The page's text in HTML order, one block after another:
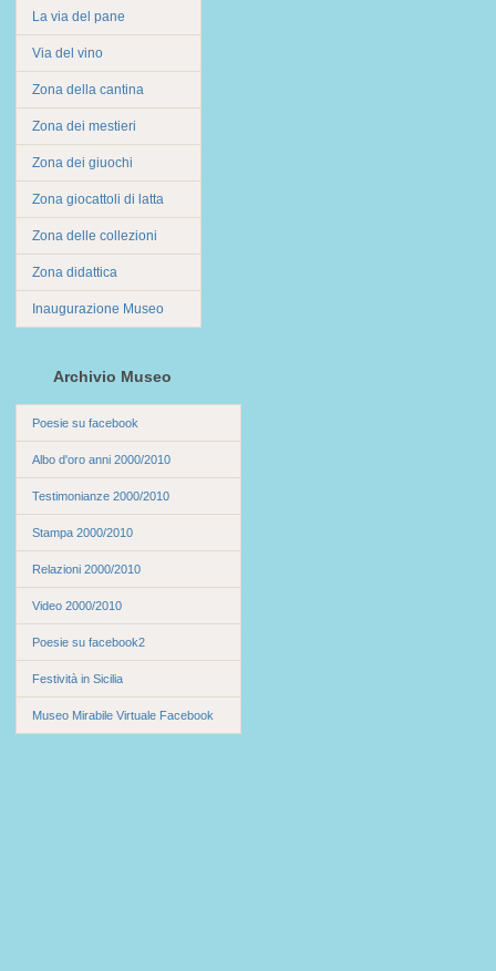
La via del pane
Via del vino
Zona della cantina
Zona dei mestieri
Zona dei giuochi
Zona giocattoli di latta
Zona delle collezioni
Zona didattica
Inaugurazione Museo
Archivio Museo
Poesie su facebook
Albo d'oro anni 2000/2010
Testimonianze 2000/2010
Stampa 2000/2010
Relazioni 2000/2010
Video 2000/2010
Poesie su facebook2
Festività in Sicilia
Museo Mirabile Virtuale Facebook